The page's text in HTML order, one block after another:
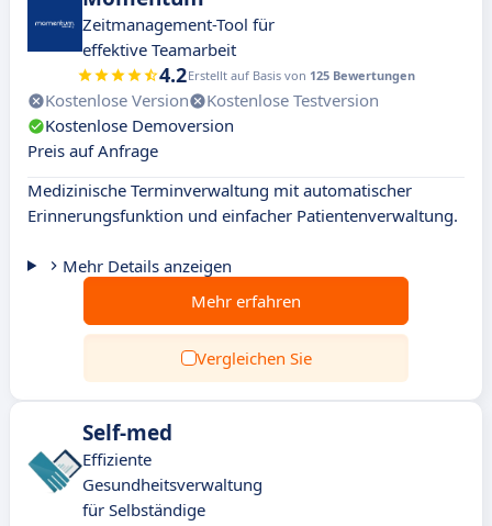
Zeitmanagement-Tool für
effektive Teamarbeit
4.2Erstellt auf Basis von 125 Bewertungen
Kostenlose Version
Kostenlose Testversion
Kostenlose Demoversion
Preis auf Anfrage
Medizinische Terminverwaltung mit automatischer
Erinnerungsfunktion und einfacher Patientenverwaltung.
Mehr Details anzeigen
Mehr erfahren
Vergleichen Sie
Self-med
Effiziente
Gesundheitsverwaltung
für Selbständige